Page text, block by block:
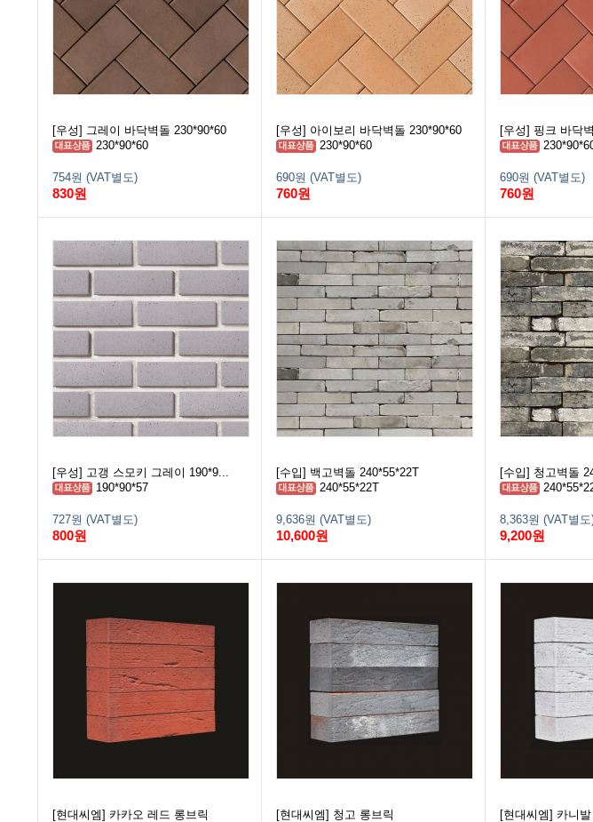
[우성] 그레이 바닥벽돌 230*90*60
230*90*60
754원 (VAT별도)
830원
[우성] 아이보리 바닥벽돌 230*90*60
230*90*60
690원 (VAT별도)
760원
[우성] 핑크 바닥
690원 (VAT별도)
760원
[우성] 고갱 스모키 그레이 190*9...
190*90*57
727원 (VAT별도)
800원
[수입] 백고벽돌 240*55*22T
240*55*22T
9,636원 (VAT별도)
10,600원
[수입] 청고벽돌
8,363원 (VAT별도
9,200원
[현대씨엠] 카카오 레드 롱브릭
[현대씨엠] 청고 롱브릭
[현대씨엠] 카니